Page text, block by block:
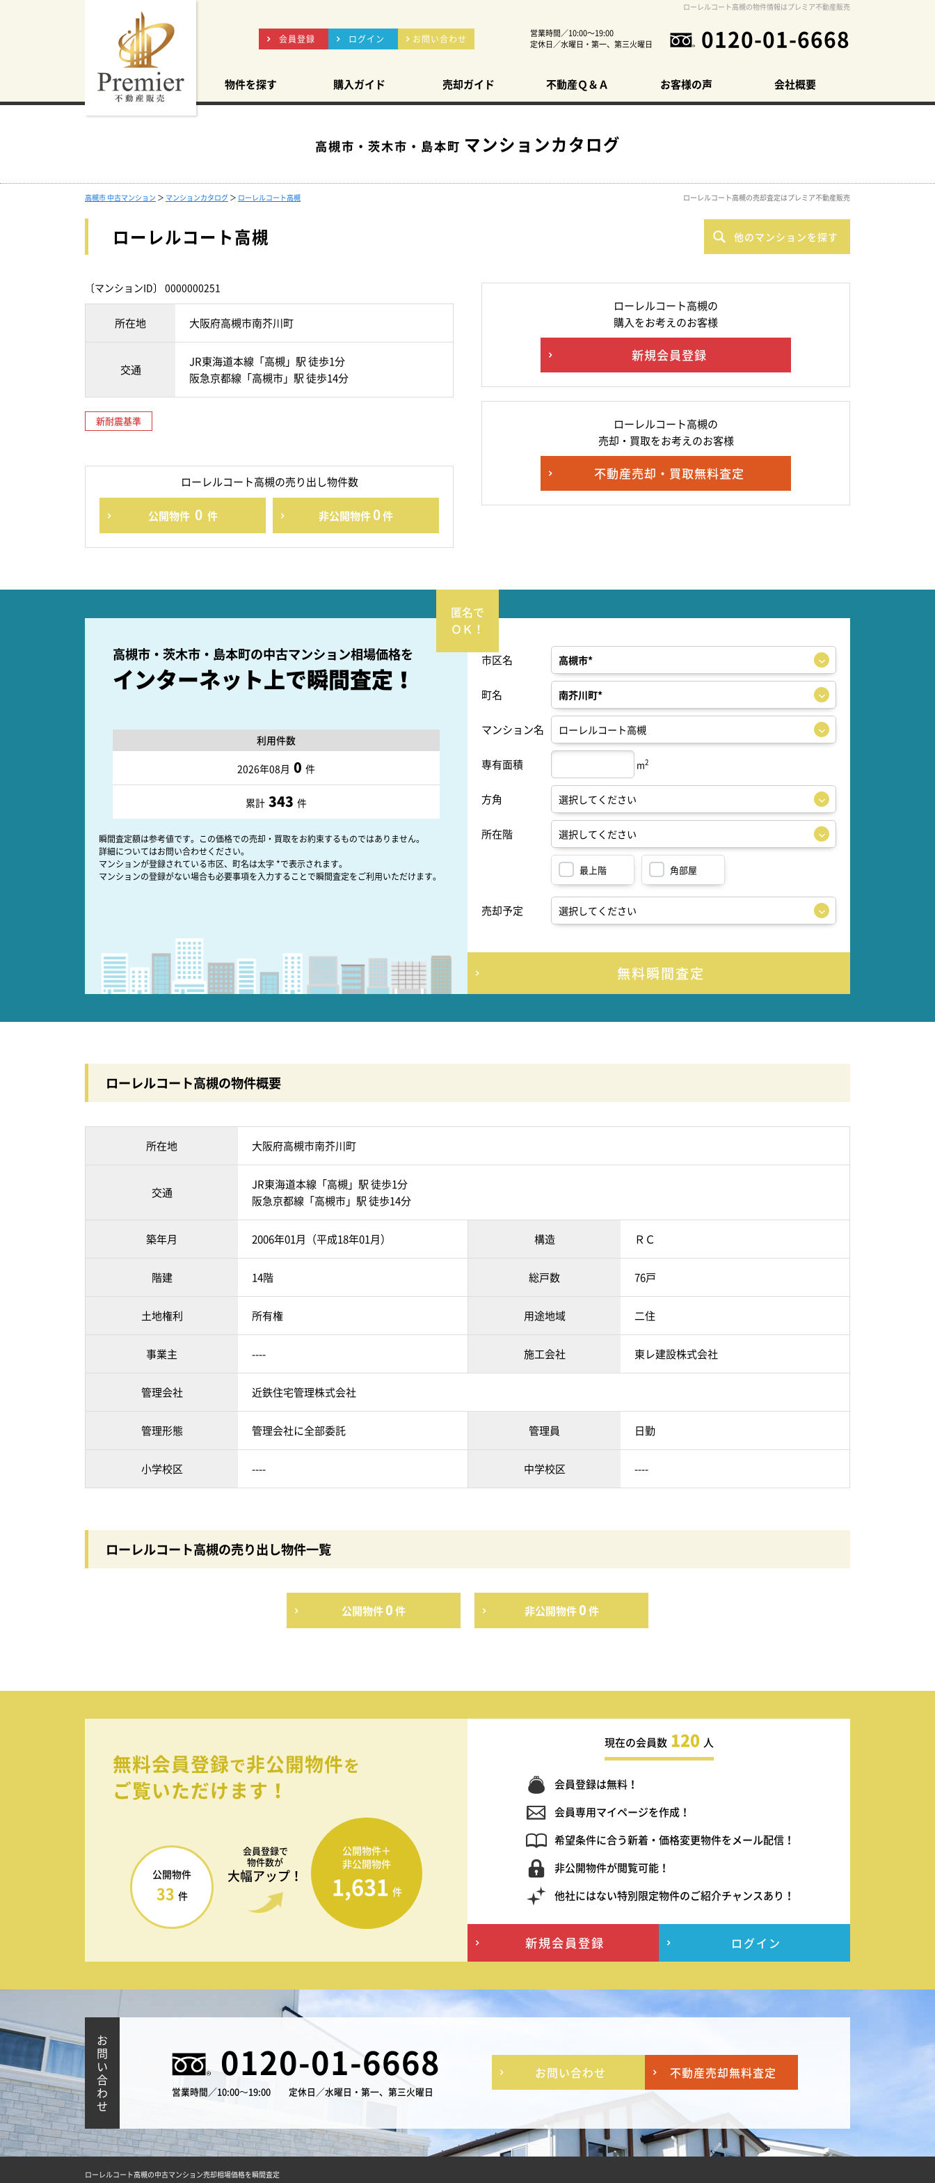
ローレルコート高槻の物件情報はプレミア不動産販売
会員登録 ログイン お問い合わせ
営業時間／10:00～19:00
定休日／水曜日・第一、第三火曜日
0120-01-6668
物件を探す 購入ガイド 売却ガイド 不動産Ｑ＆Ａ お客様の声 会社概要
高槻市・茨木市・島本町 マンションカタログ
高槻市 中古マンション ＞ マンションカタログ ＞ ローレルコート高槻 ローレルコート高槻の売却査定はプレミア不動産販売
ローレルコート高槻 他のマンションを探す
〔マンションID〕 0000000251
所在地 大阪府高槻市南芥川町
交通
JR東海道本線「高槻」駅 徒歩1分
阪急京都線「高槻市」駅 徒歩14分
新耐震基準
ローレルコート高槻の売り出し物件数
公開物件 0 件 非公開物件0件
ローレルコート高槻の
購入をお考えのお客様
新規会員登録
ローレルコート高槻の
売却・買取をお考えのお客様
不動産売却・買取無料査定
高槻市・茨木市・島本町の中古マンション相場価格を
インターネット上で瞬間査定！
利用件数
2026年08月 0 件
累計 343 件
市区名
町名
マンション名
専有面積 m2
方角
所在階
最上階 角部屋
売却予定
無料瞬間査定
瞬間査定額は参考値です。この価格での売却・買取をお約束するものではありません。
詳細についてはお問い合わせください。
マンションが登録されている市区、町名は太字 *で表示されます。
マンションの登録がない場合も必要事項を入力することで瞬間査定をご利用いただけます。
ローレルコート高槻の物件概要
所在地 大阪府高槻市南芥川町
交通
JR東海道本線「高槻」駅 徒歩1分
阪急京都線「高槻市」駅 徒歩14分
築年月 2006年01月（平成18年01月） 構造 ＲＣ
階建 14階 総戸数 76戸
土地権利 所有権 用途地域 二住
事業主 ---- 施工会社 東レ建設株式会社
管理会社 近鉄住宅管理株式会社
管理形態 管理会社に全部委託 管理員 日勤
小学校区 ---- 中学校区 ----
ローレルコート高槻の売り出し物件一覧
公開物件0件 非公開物件0件
無料会員登録で非公開物件を
ご覧いただけます！
会員登録で
物件数が
大幅アップ！
公開物件
33 件
公開物件＋
非公開物件
1,631 件
現在の会員数 120 人
会員登録は無料！
会員専用マイページを作成！
希望条件に合う新着・価格変更物件をメール配信！
非公開物件が閲覧可能！
他社にはない特別限定物件のご紹介チャンスあり！
新規会員登録 ログイン
お
問
い
合
わ
せ
0120-01-6668
営業時間／10:00～19:00 定休日／水曜日・第一、第三火曜日
お問い合わせ 不動産売却無料査定
ローレルコート高槻の中古マンション売却相場価格を瞬間査定